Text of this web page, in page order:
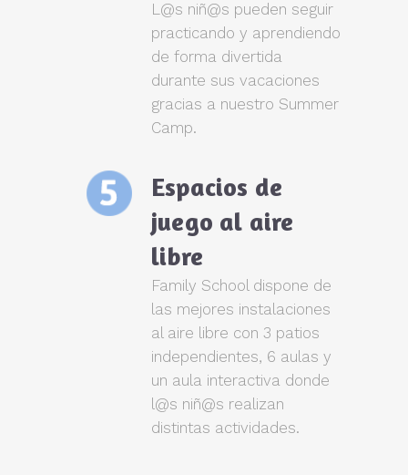
L@s niñ@s pueden seguir
practicando y aprendiendo
de forma divertida
durante sus vacaciones
gracias a nuestro Summer
Camp.
Espacios de
juego al aire
libre
Family School dispone de
las mejores instalaciones
al aire libre con 3 patios
independientes, 6 aulas y
un aula interactiva donde
l@s niñ@s realizan
distintas actividades.